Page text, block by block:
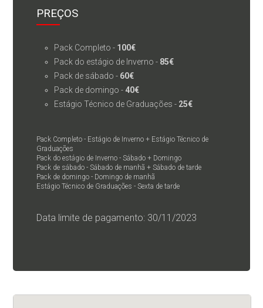
PREÇOS
Pack Completo - 100€
Pack do estágio de Inverno - 85€
Pack de sábado - 60€
Pack de domingo - 40€
Estágio Técnico de Graduações - 25€
Pack Completo - Estágio de Inverno + Estágio Técnico de
Graduações
Pack do estágio de Inverno - Sábado + Domingo
Pack de sábado - Sábado de manhã + Sábado de tarde
Pack de domingo - Domingo de manhã
Estágio Técnico de Graduações - Sexta de tarde
Data limite de pagamento: 30/11/2023